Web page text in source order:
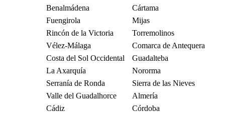
Benalmádena
Cártama
Fuengirola
Mijas
Rincón de la Victoria
Torremolinos
Vélez-Málaga
Comarca de Antequera
Costa del Sol Occidental
Guadalteba
La Axarquía
Nororma
Serranía de Ronda
Sierra de las Nieves
Valle del Guadalhorce
Almería
Cádiz
Córdoba